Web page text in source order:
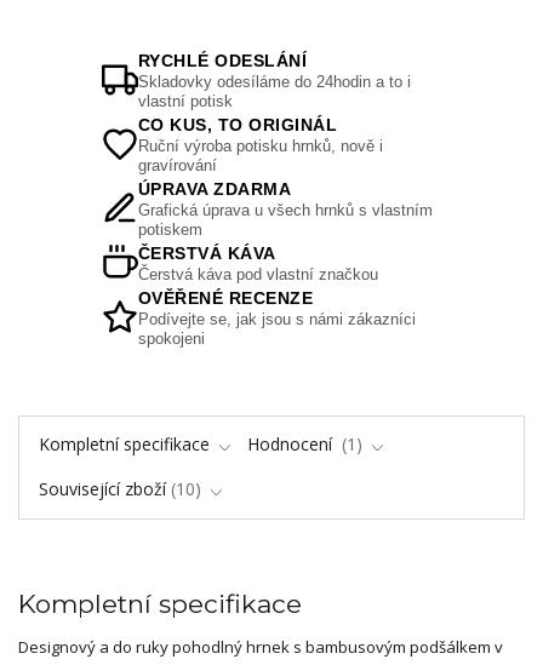
RYCHLÉ ODESLÁNÍ
Skladovky odesíláme do 24hodin a to i
vlastní potisk
CO KUS, TO ORIGINÁL
Ruční výroba potisku hrnků, nově i
gravírování
ÚPRAVA ZDARMA
Grafická úprava u všech hrnků s vlastním
potiskem
ČERSTVÁ KÁVA
Čerstvá káva pod vlastní značkou
OVĚŘENÉ RECENZE
Podívejte se, jak jsou s námi zákazníci
spokojeni
Kompletní specifikace Hodnocení
1
Související zboží 10
Kompletní specifikace
Designový a do ruky pohodlný hrnek s bambusovým podšálkem v